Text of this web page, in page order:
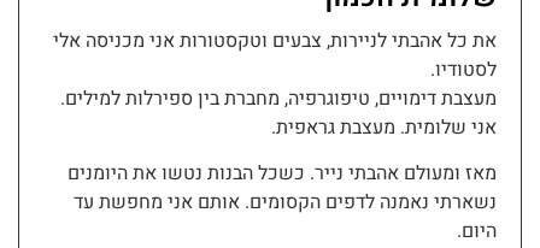
את כל אהבתי לניירות, צבעים וטקסטורות אני מכניסה אלי
לסטודיו.
מעצבת דימויים, טיפוגרפיה, מחברת בין ספירלות למילים.
אני שלומית. מעצבת גראפית.
מאז ומעולם אהבתי נייר. כשכל הבנות נטשו את היומנים
נשארתי נאמנה לדפים הקסומים. אותם אני מחפשת עד
היום.